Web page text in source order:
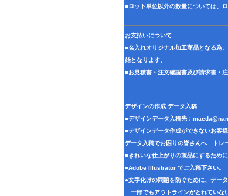
■ロット単位以外の数量については、
お支払いについて
■名入れオリジナル加工商品となる為
始となります。
■お見積書・注文確認書及び請求書・
デザインの作成 データ入稿
■デザインデータ入稿先：
■デザインデータ作成ができないお客
データ入稿でお困りの皆さんへ トレ
■きれいな仕上がりの製品にするため
●Adobe Illustrator でご入稿下さい。
●文字化けの問題を防ぐために、デー
一部でもアウトラインがとれていな